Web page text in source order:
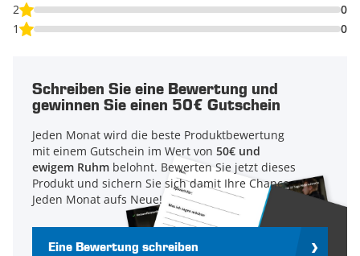
2
0
1
0
Schreiben Sie eine Bewertung und
gewinnen Sie einen 50€ Gutschein
Jeden Monat wird die beste Produktbewertung
mit einem Gutschein im Wert von 50€ und
ewigem Ruhm belohnt. Bewerten Sie jetzt dieses
Produkt und sichern Sie sich damit Ihre Chance.
Jeden Monat aufs Neue!
Eine Bewertung schreiben